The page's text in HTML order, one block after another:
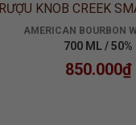
RƯỢU KNOB CREEK
AMERICAN BOURBON
700 ML / 50%
850.000₫